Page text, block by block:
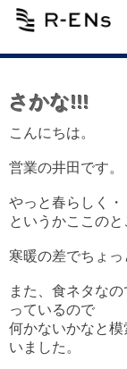
さかな!!!
こんにちは。
営業の井田です。
やっと春らしく・
というかここの
寒暖の差でちょっ
また、食ネタな
っているので
何かないかなと
いました。